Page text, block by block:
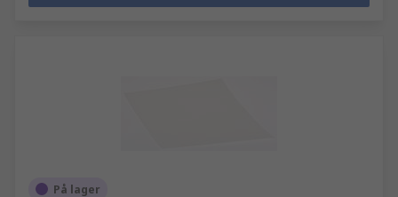
På lager